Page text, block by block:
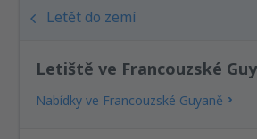
Letět do zemí
Letiště ve Francouzské
Nabídky ve Francouzské Guyaně